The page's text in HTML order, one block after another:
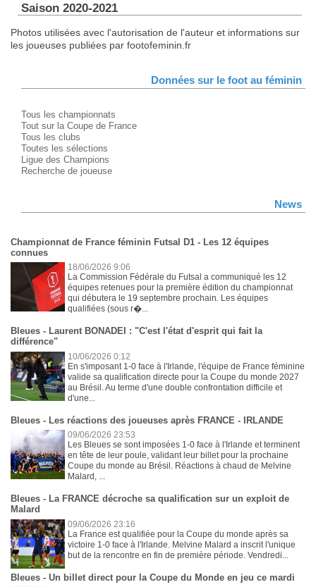
Saison 2020-2021
Photos utilisées avec l'autorisation de l'auteur et informations sur
les joueuses publiées par footofeminin.fr
Données sur le foot au féminin
Tous les championnats
Tout sur la Coupe de France
Tous les clubs
Toutes les sélections
Ligue des Champions
Recherche de joueuse
News
Championnat de France féminin Futsal D1 - Les 12 équipes
connues
18/06/2026 9:06
La Commission Fédérale du Futsal a communiqué les 12
équipes retenues pour la première édition du championnat
qui débutera le 19 septembre prochain. Les équipes
qualifiées (sous r�...
Bleues - Laurent BONADEI : "C'est l'état d'esprit qui fait la
différence"
10/06/2026 0:12
En s'imposant 1-0 face à l'Irlande, l'équipe de France féminine
valide sa qualification directe pour la Coupe du monde 2027
au Brésil. Au terme d'une double confrontation difficile et
d'une...
Bleues - Les réactions des joueuses après FRANCE - IRLANDE
09/06/2026 23:53
Les Bleues se sont imposées 1-0 face à l'Irlande et terminent
en tête de leur poule, validant leur billet pour la prochaine
Coupe du monde au Brésil. Réactions à chaud de Melvine
Malard, ...
Bleues - La FRANCE décroche sa qualification sur un exploit de
Malard
09/06/2026 23:16
La France est qualifiée pour la Coupe du monde après sa
victoire 1-0 face à l'Irlande. Melvine Malard a inscrit l'unique
but de la rencontre en fin de première période. Vendredi...
Bleues - Un billet direct pour la Coupe du Monde en jeu ce mardi